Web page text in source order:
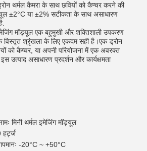
थर्मल कैमरा के साथ छवियों को कैप्चर करने की
±2°C या ±2% सटीकता के साथ असाधारण
इमेजिंग मॉड्यूल एक बहुमुखी और शक्तिशाली उपकरण
विस्तृत श्रृंखला के लिए एकदम सही है।एक ड्रोन
को कैप्चर, या अपनी परियोजना में एक अवरक्त
उत्पाद असाधारण प्रदर्शन और कार्यक्षमता
मिनी थर्मल इमेजिंग मॉड्यूल
हर्ट्ज
-20°C ~ +50°C